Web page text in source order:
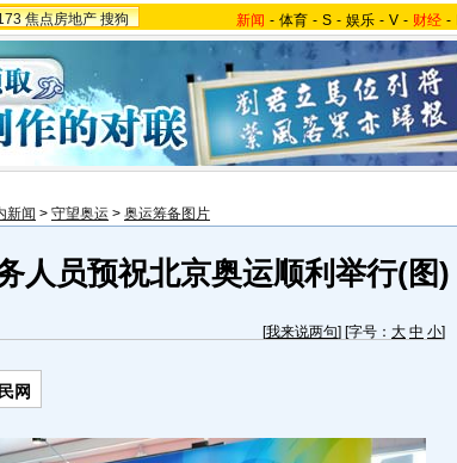
焦点房地产 搜狗 新闻 - 体育 - S - 娱乐 - V - 财经 -
新闻 > 守望奥运 > 奥运筹备图片
人员预祝北京奥运顺利举行(图)
[我来说两句] [字号： 大 中 小]
网